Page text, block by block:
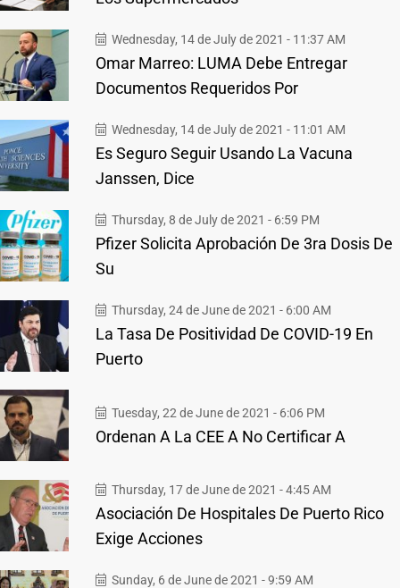
Wednesday, 14 de July de 2021 - 11:37 AM
Omar Marreo: LUMA Debe Entregar
Documentos Requeridos Por
Wednesday, 14 de July de 2021 - 11:01 AM
Es Seguro Seguir Usando La Vacuna
Janssen, Dice
Thursday, 8 de July de 2021 - 6:59 PM
Pfizer Solicita Aprobación De 3ra Dosis De
Su
Thursday, 24 de June de 2021 - 6:00 AM
La Tasa De Positividad De COVID-19 En
Puerto
Tuesday, 22 de June de 2021 - 6:06 PM
Ordenan A La CEE A No Certificar A
Thursday, 17 de June de 2021 - 4:45 AM
Asociación De Hospitales De Puerto Rico
Exige Acciones
Sunday, 6 de June de 2021 - 9:59 AM